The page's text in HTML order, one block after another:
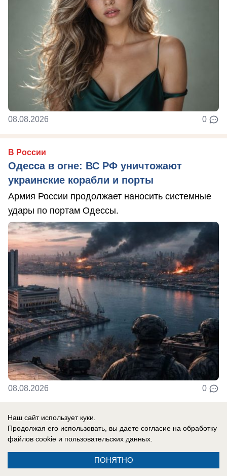
08.08.2026 0
В России
Одесса в огне: ВС РФ уничтожают
украинские корабли и порты
Армия России продолжает наносить системные
удары по портам Одессы.
08.08.2026 0
Новости СМИ2
Наш сайт использует куки.
Продолжая его использовать, вы даете согласие на обработку
файлов cookie и пользовательских данных.
ПОНЯТНО